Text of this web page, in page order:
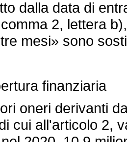
dalla data di
2, lettera
mesi» sono
finanziaria
oneri derivanti
cui all'articolo 2,